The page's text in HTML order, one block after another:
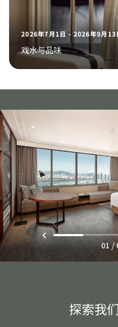
2026年7月1日 - 2026年9月13
戏水与品味
探索我
01 /